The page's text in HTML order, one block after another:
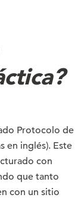
Protocolo de
en inglés). Este
con
que tanto
con un sitio